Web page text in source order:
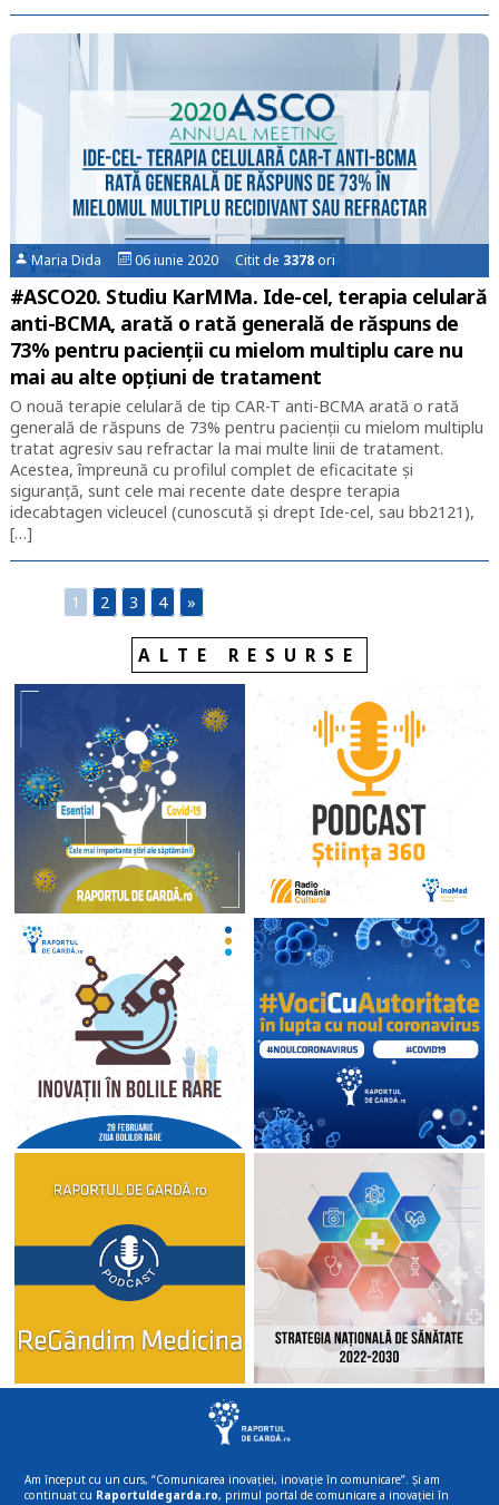
Maria Dida 06 iunie 2020 Citit de 3378ori
#ASCO20. Studiu KarMMa. Ide-cel, terapia celulară
anti-BCMA, arată o rată generală de răspuns de
73% pentru pacienții cu mielom multiplu care nu
mai au alte opțiuni de tratament
O nouă terapie celulară de tip CAR-T anti-BCMA arată o rată
generală de răspuns de 73% pentru pacienții cu mielom multiplu
tratat agresiv sau refractar la mai multe linii de tratament.
Acestea, împreună cu profilul complet de eficacitate și
siguranță, sunt cele mai recente date despre terapia
idecabtagen vicleucel (cunoscută și drept Ide-cel, sau bb2121),
[…]
1 2 3 4 »
ALTE RESURSE
Am început cu un curs, “Comunicarea inovației, inovație în comunicare”. Și am
continuat cu Raportuldegarda.ro, primul portal de comunicare a inovației în